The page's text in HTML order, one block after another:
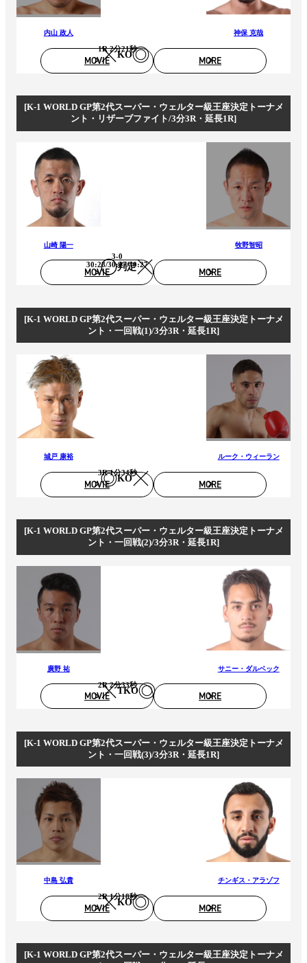
内山 政人
KO
1R 2分21秒
神保 克哉
MOVIE MORE
[K-1 WORLD GP第2代スーパー・ウェルター級王座決定トーナメ
ント・リザーブファイト/3分3R・延長1R]
山崎 陽一
判定
3-0
30:28/30:27/30:27
牧野智昭
MOVIE MORE
[K-1 WORLD GP第2代スーパー・ウェルター級王座決定トーナメ
ント・一回戦(1)/3分3R・延長1R]
城戸 康裕
KO
3R 1分34秒
ルーク・ウィーラン
MOVIE MORE
[K-1 WORLD GP第2代スーパー・ウェルター級王座決定トーナメ
ント・一回戦(2)/3分3R・延長1R]
廣野 祐
TKO
2R 2分33秒
サニー・ダルベック
MOVIE MORE
[K-1 WORLD GP第2代スーパー・ウェルター級王座決定トーナメ
ント・一回戦(3)/3分3R・延長1R]
中島 弘貴
KO
2R 1分18秒
チンギス・アラゾフ
MOVIE MORE
[K-1 WORLD GP第2代スーパー・ウェルター級王座決定トーナメ